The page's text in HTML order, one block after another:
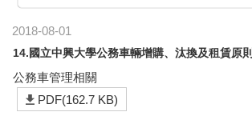
2018-08-01
14.國立中興大學公務車輛增購、汰換及租賃原則
公務車管理相關
PDF(162.7 KB)